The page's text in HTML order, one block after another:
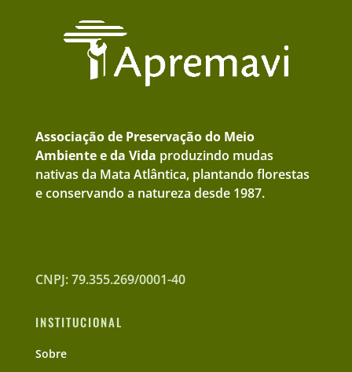
Associação de Preservação do Meio
Ambiente e da Vida produzindo mudas
nativas da Mata Atlântica, plantando florestas
e conservando a natureza desde 1987.
CNPJ: 79.355.269/0001-40
INSTITUCIONAL
Sobre